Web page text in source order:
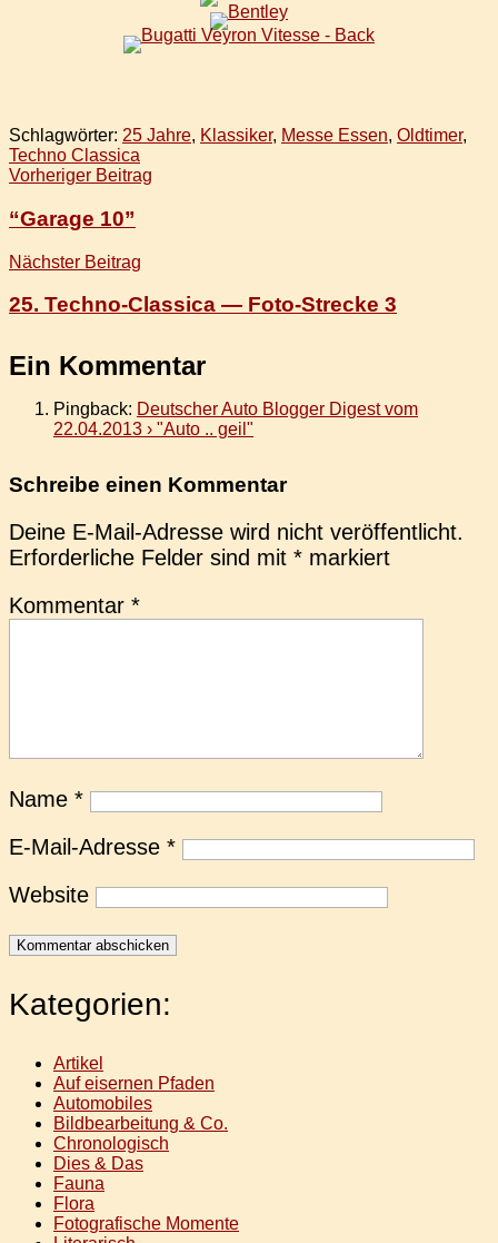
Schlagwörter: 25 Jahre, Klassiker, Messe Essen, Oldtimer,
Techno Classica
Beitragsnavigation
Vorheriger Beitrag
“Garage 10”
Nächster Beitrag
25. Techno-Classica — Foto-Strecke 3
Ein Kommentar
Pingback: Deutscher Auto Blogger Digest vom
22.04.2013 › "Auto .. geil"
Schreibe einen Kommentar
Deine E-Mail-Adresse wird nicht veröffentlicht.
Erforderliche Felder sind mit * markiert
Kommentar *
Name *
E-Mail-Adresse *
Website
Kategorien:
Artikel
Auf eisernen Pfaden
Automobiles
Bildbearbeitung & Co.
Chronologisch
Dies & Das
Fauna
Flora
Fotografische Momente